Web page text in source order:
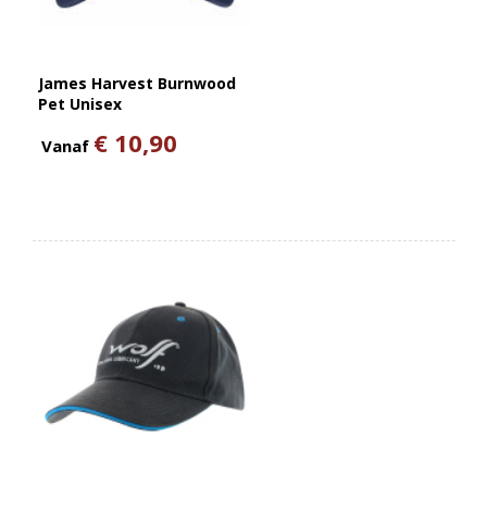
James Harvest Burnwood
Pet Unisex
Vanaf € 10,90